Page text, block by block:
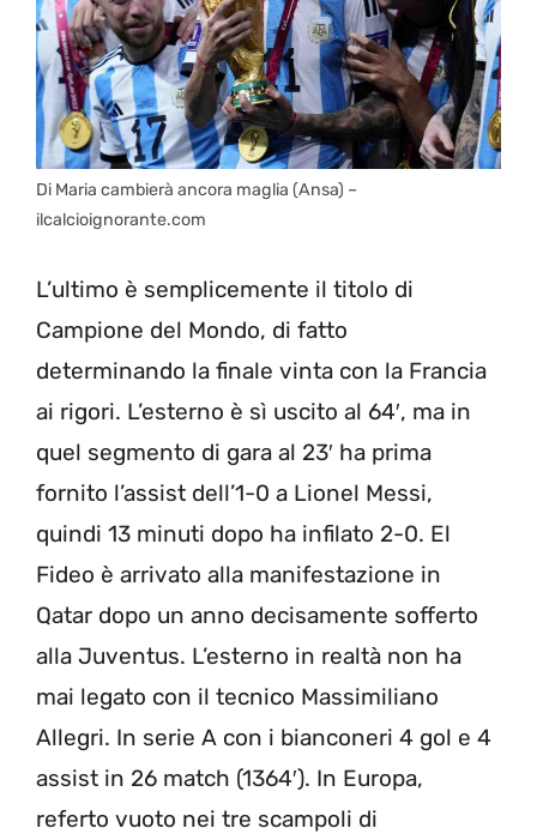
Di Maria cambierà ancora maglia (Ansa) –
ilcalcioignorante.com
L’ultimo è semplicemente il titolo di
Campione del Mondo, di fatto
determinando la finale vinta con la Francia
ai rigori. L’esterno è sì uscito al 64′, ma in
quel segmento di gara al 23′ ha prima
fornito l’assist dell’1-0 a Lionel Messi,
quindi 13 minuti dopo ha infilato 2-0. El
Fideo è arrivato alla manifestazione in
Qatar dopo un anno decisamente sofferto
alla Juventus. L’esterno in realtà non ha
mai legato con il tecnico Massimiliano
Allegri. In serie A con i bianconeri 4 gol e 4
assist in 26 match (1364′). In Europa,
referto vuoto nei tre scampoli di